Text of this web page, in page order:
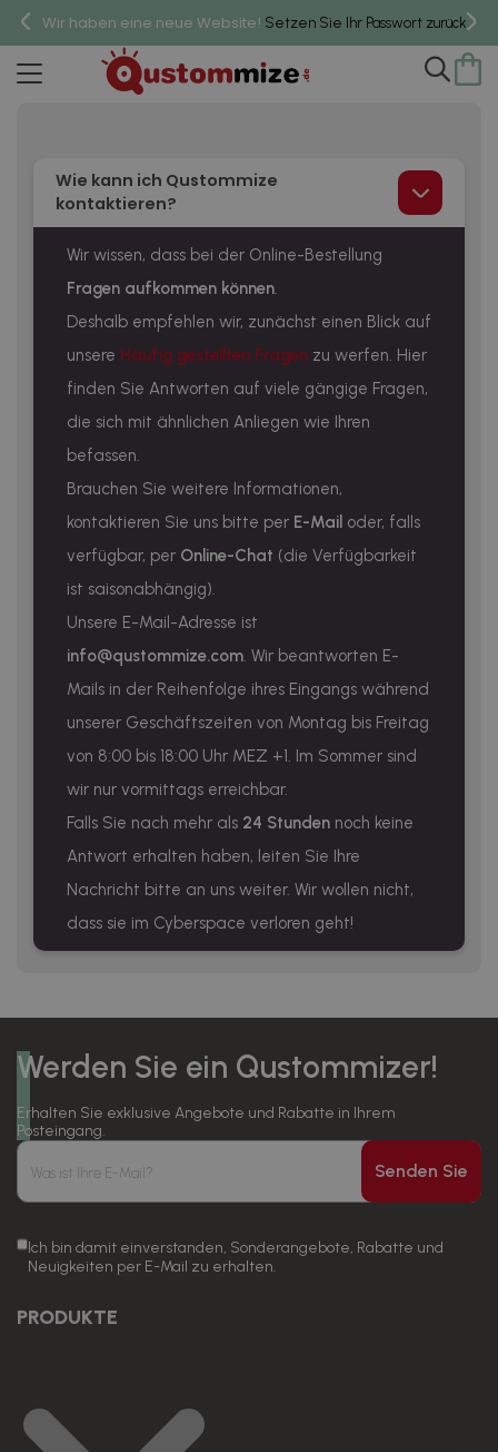
Wir haben eine neue Website! Setzen Sie Ihr Passwort zurück,um
Kontakt
Wie kann ich Qustommize
kontaktieren?
Wir wissen, dass bei der Online-Bestellung
Fragen aufkommen können.
Deshalb empfehlen wir, zunächst einen Blick auf
unsere Häufig gestellten Fragen zu werfen. Hier
finden Sie Antworten auf viele gängige Fragen,
die sich mit ähnlichen Anliegen wie Ihren
befassen.
Brauchen Sie weitere Informationen,
kontaktieren Sie uns bitte per E-Mail oder, falls
verfügbar, per Online-Chat (die Verfügbarkeit
ist saisonabhängig).
Unsere E-Mail-Adresse ist
info@qustommize.com. Wir beantworten E-
Mails in der Reihenfolge ihres Eingangs während
unserer Geschäftszeiten von Montag bis Freitag
von 8:00 bis 18:00 Uhr MEZ +1. Im Sommer sind
wir nur vormittags erreichbar.
Falls Sie nach mehr als 24 Stunden noch keine
Antwort erhalten haben, leiten Sie Ihre
Nachricht bitte an uns weiter. Wir wollen nicht,
dass sie im Cyberspace verloren geht!
Werden Sie ein Qustommizer!
Erhalten Sie exklusive Angebote und Rabatte in Ihrem
Posteingang.
Senden Sie
Ich bin damit einverstanden, Sonderangebote, Rabatte und
Neuigkeiten per E-Mail zu erhalten.
PRODUKTE